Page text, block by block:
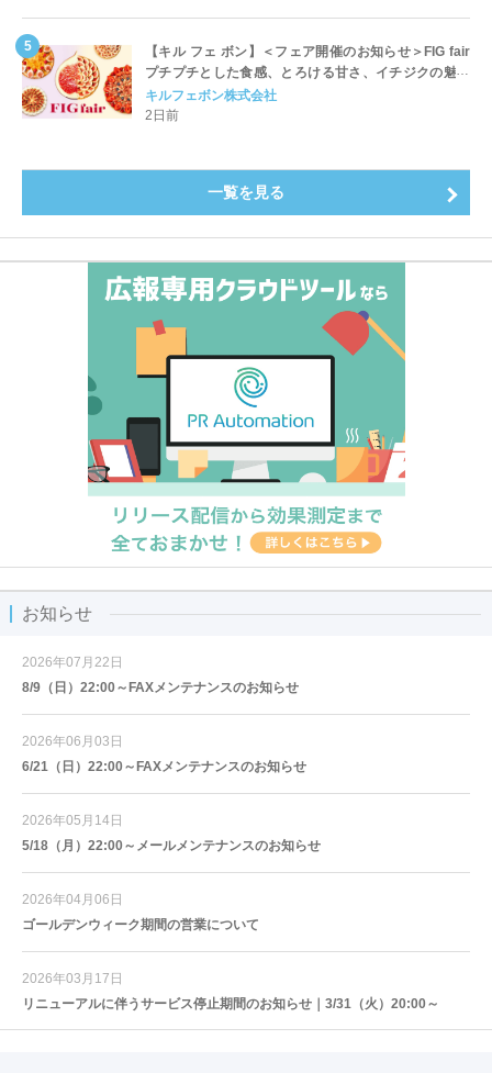
【キル フェ ボン】＜フェア開催のお知らせ＞FIG fair
プチプチとした食感、とろける甘さ、イチジクの魅力
をたっぷりと。新作を含め、イチジク尽くしの全4種が
登場8月20日（木）スタート
キルフェボン株式会社
2日前
一覧を見る
お知らせ
2026年07月22日
8/9（日）22:00～FAXメンテナンスのお知らせ
2026年06月03日
6/21（日）22:00～FAXメンテナンスのお知らせ
2026年05月14日
5/18（月）22:00～メールメンテナンスのお知らせ
2026年04月06日
ゴールデンウィーク期間の営業について
2026年03月17日
リニューアルに伴うサービス停止期間のお知らせ｜3/31（火）20:00～